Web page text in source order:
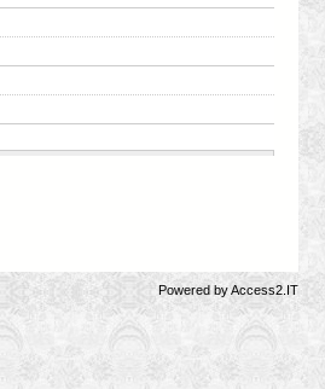
Powered byAccess2.IT